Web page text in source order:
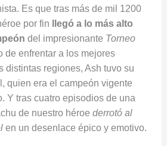
Es que tras más de mil 1200
por fin
llegó a lo más alto
del impresionante Torneo
de enfrentar a los mejores
distintas regiones, Ash tuvo su
quien era el campeón vigente
Y tras cuatro episodios de una
de nuestro héroe derrotó al
en un desenlace épico y emotivo.